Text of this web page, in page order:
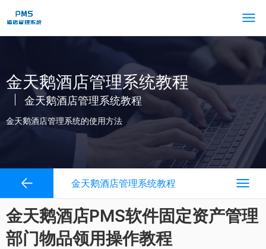
金天鹅酒店管理系统教程
金天鹅酒店管理系统教程
金天鹅酒店管理系统的使用方法
金天鹅酒店管理系统教程
金天鹅酒店PMS软件固定资产管理
部门物品领用操作教程